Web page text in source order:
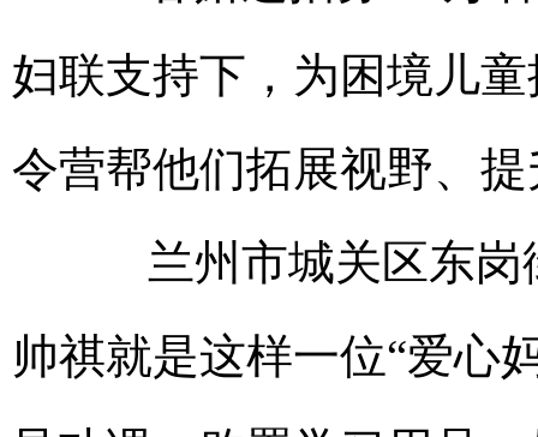
妇联支持下，为困境儿
令营帮他们拓展视野、
兰州市城关区东岗
帅祺就是这样一位“爱心